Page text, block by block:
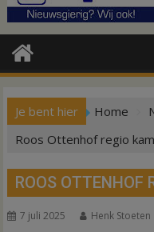
Je bent hier Home
Roos Ottenhof regio
ROOS OTTENHOF
7 juli 2025 Henk Stoeten